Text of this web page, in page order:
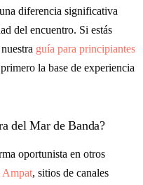
diferencia significativa
del encuentro. Si estás
guía para principiantes
la base de experiencia
del Mar de Banda?
oportunista en otros
Ampat, sitios de canales